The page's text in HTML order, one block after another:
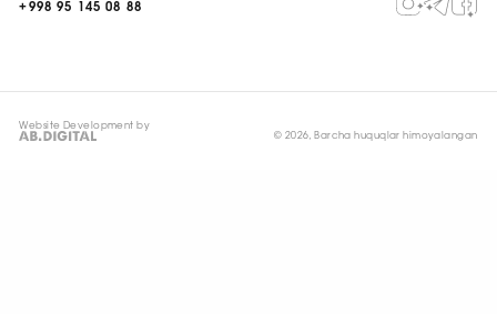
+998 95 145 08 88
Website Development by
© 2026, Barcha huquqlar himoyalangan